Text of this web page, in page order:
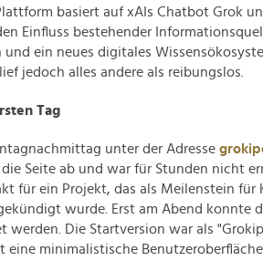
basiert auf xAIs Chatbot Grok
Einfluss bestehender
ein neues digitales
jedoch alles andere als reibungslos.
Tag
unter der Adresse
die Seite ab und war für Stunden nicht
für ein Projekt, das als Meilenstein für
wurde. Erst am Abend konnte
Die Startversion war als
eine minimalistische